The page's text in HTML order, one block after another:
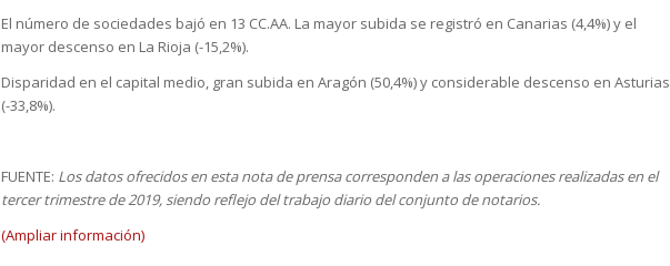
El número de sociedades bajó en 13 CC.AA. La mayor subida se registró en Canarias (4,4%) y el
mayor descenso en La Rioja (-15,2%).
Disparidad en el capital medio, gran subida en Aragón (50,4%) y considerable descenso en Asturias
(-33,8%).
FUENTE: Los datos ofrecidos en esta nota de prensa corresponden a las operaciones realizadas en el
tercer trimestre de 2019, siendo reflejo del trabajo diario del conjunto de notarios.
(Ampliar información)